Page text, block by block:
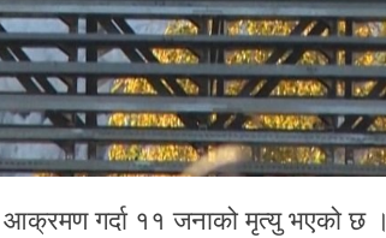
आक्रमण गर्दा ११ जनाको मृत्यु भएको छ ।